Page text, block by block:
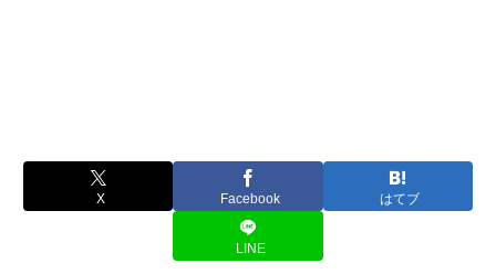
X Facebook はてブ
LINE